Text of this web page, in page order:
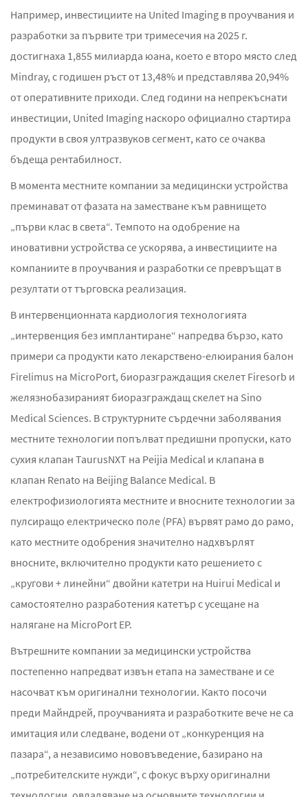
Например, инвестициите на United Imaging в проучвания и
разработки за първите три тримесечия на 2025 г.
достигнаха 1,855 милиарда юана, което е второ място след
Mindray, с годишен ръст от 13,48% и представлява 20,94%
от оперативните приходи. След години на непрекъснати
инвестиции, United Imaging наскоро официално стартира
продукти в своя ултразвуков сегмент, като се очаква
бъдеща рентабилност.
В момента местните компании за медицински устройства
преминават от фазата на заместване към равнището
„първи клас в света“. Темпото на одобрение на
иновативни устройства се ускорява, а инвестициите на
компаниите в проучвания и разработки се превръщат в
резултати от търговска реализация.
В интервенционната кардиология технологията
„интервенция без имплантиране“ напредва бързо, като
примери са продукти като лекарствено-елюирания балон
Firelimus на MicroPort, биоразграждащия скелет Firesorb и
желязнобазираният биоразграждащ скелет на Sino
Medical Sciences. В структурните сърдечни заболявания
местните технологии попълват предишни пропуски, като
сухия клапан TaurusNXT на Peijia Medical и клапана в
клапан Renato на Beijing Balance Medical. В
електрофизиологията местните и вносните технологии за
пулсиращо електрическо поле (PFA) вървят рамо до рамо,
като местните одобрения значително надхвърлят
вносните, включително продукти като решението с
„кругови + линейни“ двойни катетри на Huirui Medical и
самостоятелно разработения катетър с усещане на
налягане на MicroPort EP.
Вътрешните компании за медицински устройства
постепенно напредват извън етапа на заместване и се
насочват към оригинални технологии. Както посочи
преди Майндрей, проучванията и разработките вече не са
имитация или следване, водени от „конкуренция на
пазара“, а независимо нововъведение, базирано на
„потребителските нужди“, с фокус върху оригинални